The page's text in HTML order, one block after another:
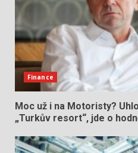
Finance
Moc už i na Motoristy?
„Turkův resort“, jde o